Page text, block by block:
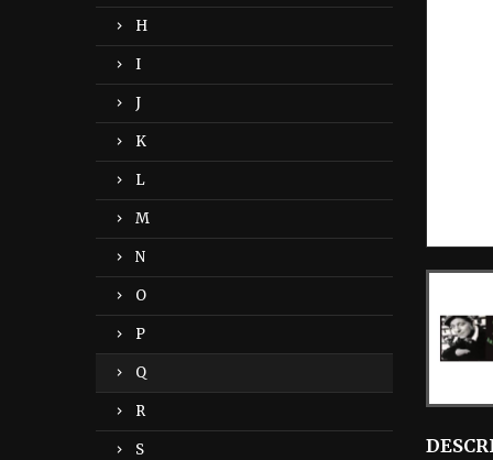
H
I
J
K
L
M
N
O
P
Q
R
S